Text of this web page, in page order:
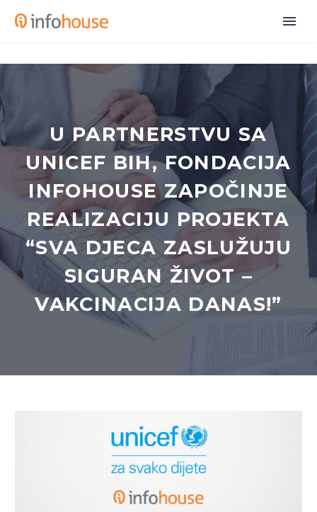
U PARTNERSTVU SA
UNICEF BIH, FONDACIJA
INFOHOUSE ZAPOČINJE
REALIZACIJU PROJEKTA
“SVA DJECA ZASLUŽUJU
SIGURAN ŽIVOT –
VAKCINACIJA DANAS!”